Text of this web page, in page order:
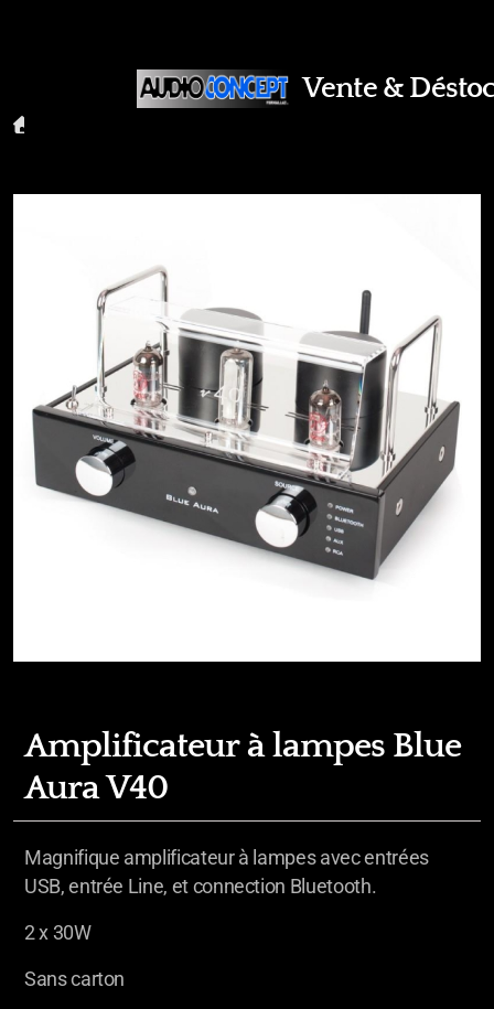
Vente &
Amplificateur à lampes Blue
Aura V40
Magnifique amplificateur à lampes avec entrées
USB, entrée Line, et connection Bluetooth.
2 x 30W
Sans carton